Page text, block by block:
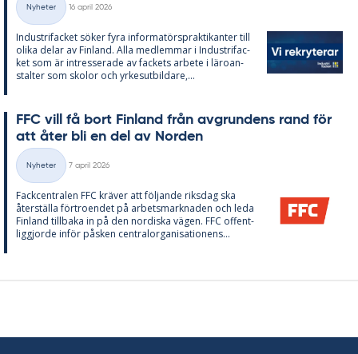
Kategorier
Nyheter
16 april 2026
In­du­stri­fac­ket sö­ker fyra in­for­ma­tör­sprak­ti­kan­ter till
oli­ka de­lar av Fin­land. Alla med­lem­mar i In­du­stri­fac­
ket som är in­tres­se­ra­de av fac­kets ar­bete i läro­an­
stal­ter som sko­lor och yr­kes­ut­bil­da­re,...
FFC vill få bort Fin­land från av­grun­dens rand för
att åter bli en del av Nor­den
Kategorier
Nyheter
7 april 2026
Fack­cen­tra­len FFC krä­ver att föl­jan­de riks­dag ska
åter­stäl­la för­tro­en­det på ar­bets­mark­na­den och leda
Fin­land till­ba­ka in på den nor­dis­ka vägen. FFC of­fent­
lig­gjorde in­för påsken cen­tral­or­ga­ni­sa­tio­nens...